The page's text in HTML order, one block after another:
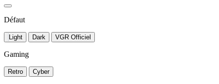
Défaut
Light Dark VGR Officiel
Gaming
Retro Cyber